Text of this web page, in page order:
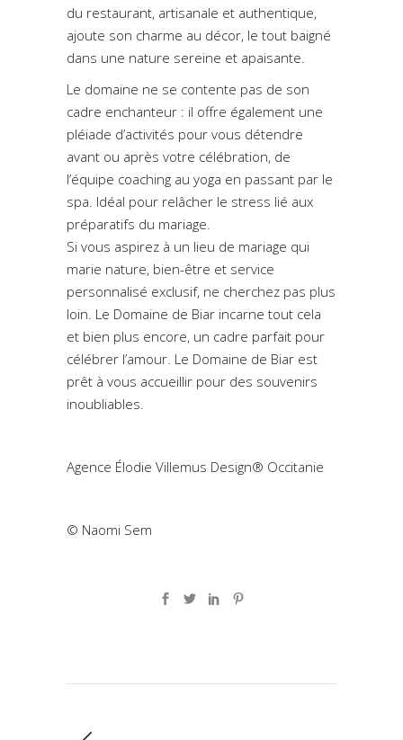
du restaurant, artisanale et authentique,
ajoute son charme au décor, le tout baigné
dans une nature sereine et apaisante.
Le domaine ne se contente pas de son
cadre enchanteur : il offre également une
pléiade d’activités pour vous détendre
avant ou après votre célébration, de
l’équipe coaching au yoga en passant par le
spa. Idéal pour relâcher le stress lié aux
préparatifs du mariage.
Si vous aspirez à un lieu de mariage qui
marie nature, bien-être et service
personnalisé exclusif, ne cherchez pas plus
loin. Le Domaine de Biar incarne tout cela
et bien plus encore, un cadre parfait pour
célébrer l’amour. Le Domaine de Biar est
prêt à vous accueillir pour des souvenirs
inoubliables.
Agence Élodie Villemus Design® Occitanie
© Naomi Sem